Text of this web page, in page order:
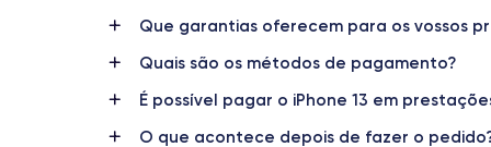
Ecrã
RAM
Que garantias oferecem para os vossos
Quais são os métodos de pagamento?
É possível pagar o iPhone 13 em
O que acontece depois de fazer o